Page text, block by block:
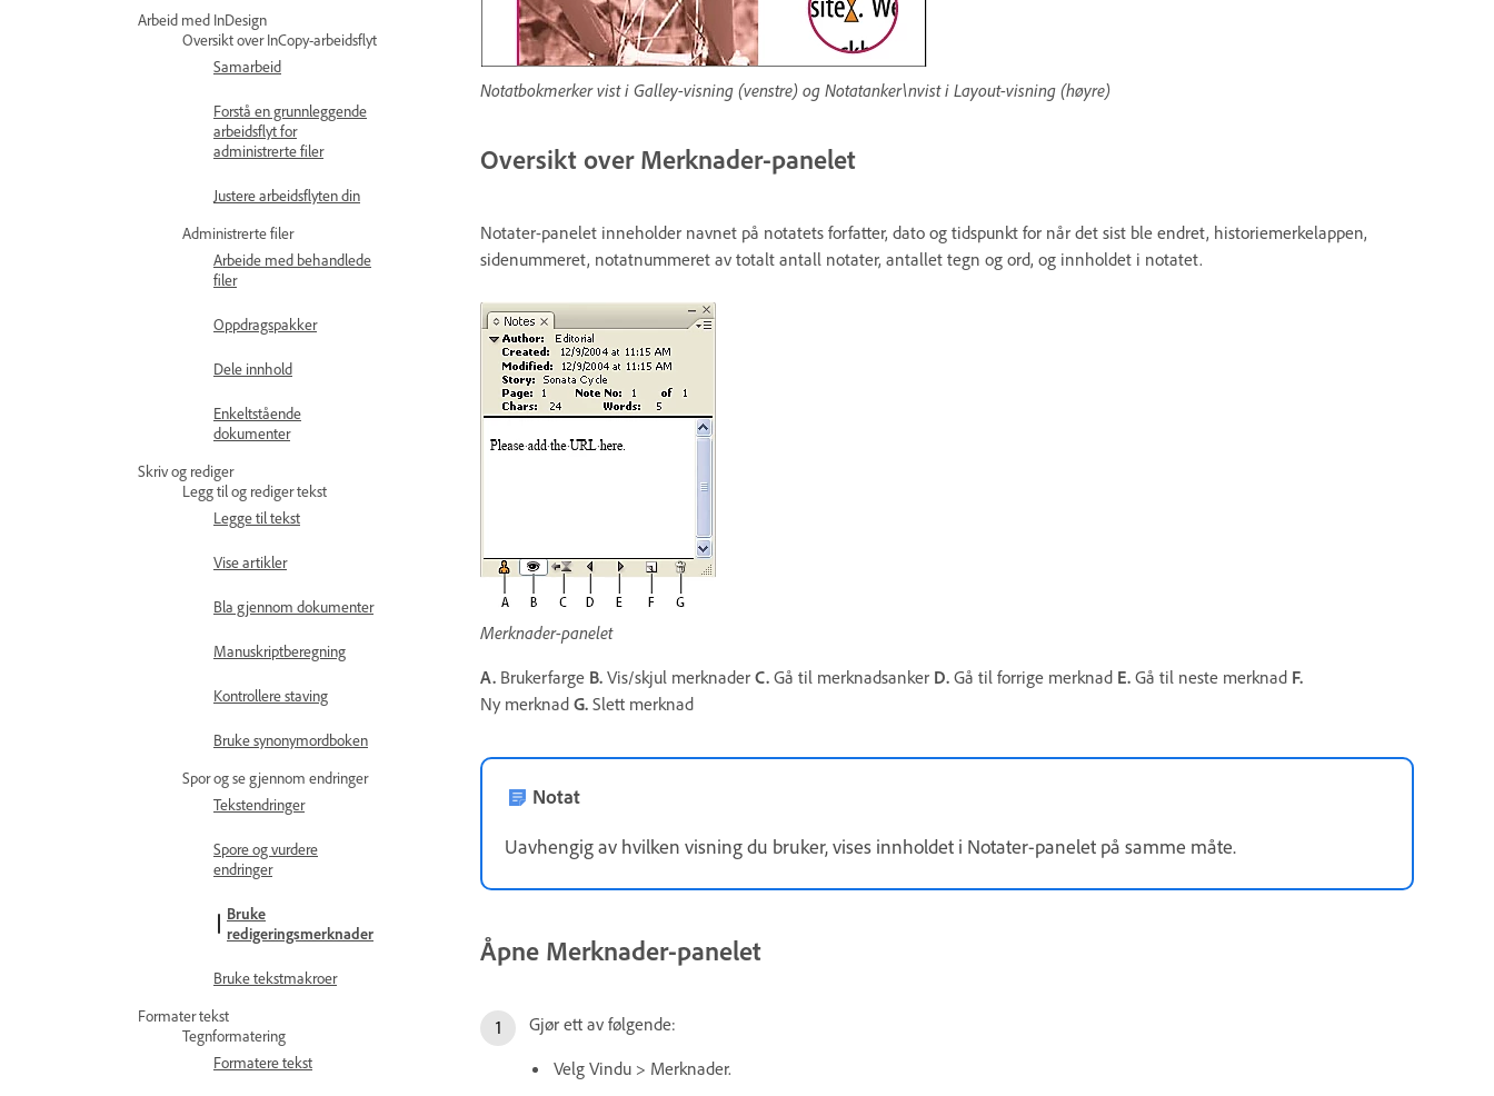
Arbeid med InDesign
Oversikt over InCopy-arbeidsflyt
Samarbeid
Forstå en grunnleggende
arbeidsflyt for
administrerte filer
Justere arbeidsflyten din
Administrerte filer
Arbeide med behandlede
filer
Oppdragspakker
Dele innhold
Enkeltstående
dokumenter
Skriv og rediger
Legg til og rediger tekst
Legge til tekst
Vise artikler
Bla gjennom dokumenter
Manuskriptberegning
Kontrollere staving
Bruke synonymordboken
Spor og se gjennom endringer
Tekstendringer
Spore og vurdere
endringer
Bruke
redigeringsmerknader
Bruke tekstmakroer
Formater tekst
Tegnformatering
Formatere tekst
Notatbokmerker vist i Galley-visning (venstre) og Notatanker\nvist i Layout-visning (høyre)
Oversikt over Merknader-panelet
Notater-panelet inneholder navnet på notatets forfatter, dato og tidspunkt for når det sist ble endret, historiemerkelappen,
sidenummeret, notatnummeret av totalt antall notater, antallet tegn og ord, og innholdet i notatet.
Merknader-panelet
A. Brukerfarge B. Vis/skjul merknader C. Gå til merknadsanker D. Gå til forrige merknad E. Gå til neste merknad F.
Ny merknad G. Slett merknad
Notat
Uavhengig av hvilken visning du bruker, vises innholdet i Notater-panelet på samme måte.
Åpne Merknader-panelet
Gjør ett av følgende:
Velg Vindu > Merknader.